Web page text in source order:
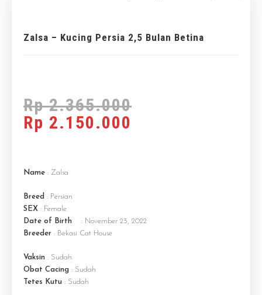
Zalsa – Kucing Persia 2,5 Bulan Betina
Rp2.365.000
Rp 2.150.000
Name : Zalsa
Breed : Persian
SEX : Female
Date of Birth : November 23, 2022
Breeder : Bekasi Cat House
Vaksin : Sudah
Obat Cacing : Sudah
Tetes Kutu : Sudah